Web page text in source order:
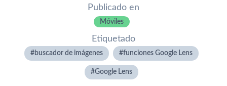
Publicado en
Móviles
Etiquetado
buscador de imágenes funciones Google Lens
Google Lens